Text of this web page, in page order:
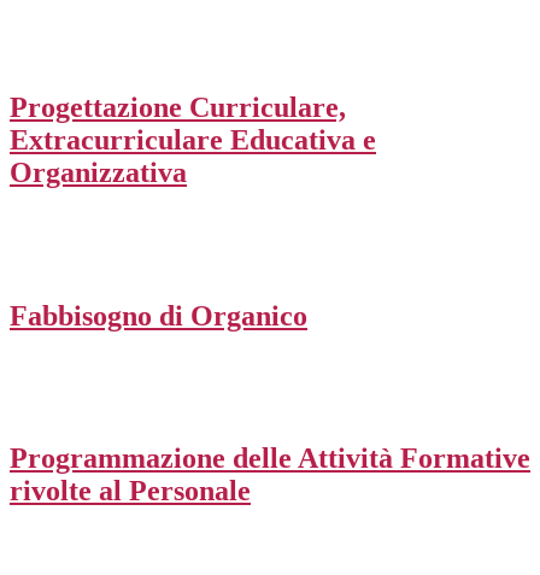
Progettazione Curriculare,
Extracurriculare Educativa e
Organizzativa
Fabbisogno di Organico
Programmazione delle Attività Formative
rivolte al Personale